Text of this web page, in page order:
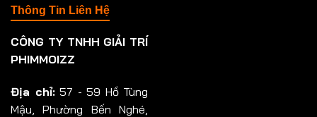
Thông Tin Liên Hệ
CÔNG TY TNHH GIẢI TRÍ
PHIMMOIZZ
Địa chỉ:57 - 59 Hồ Tùng
Mậu, Phường Bến Nghé,